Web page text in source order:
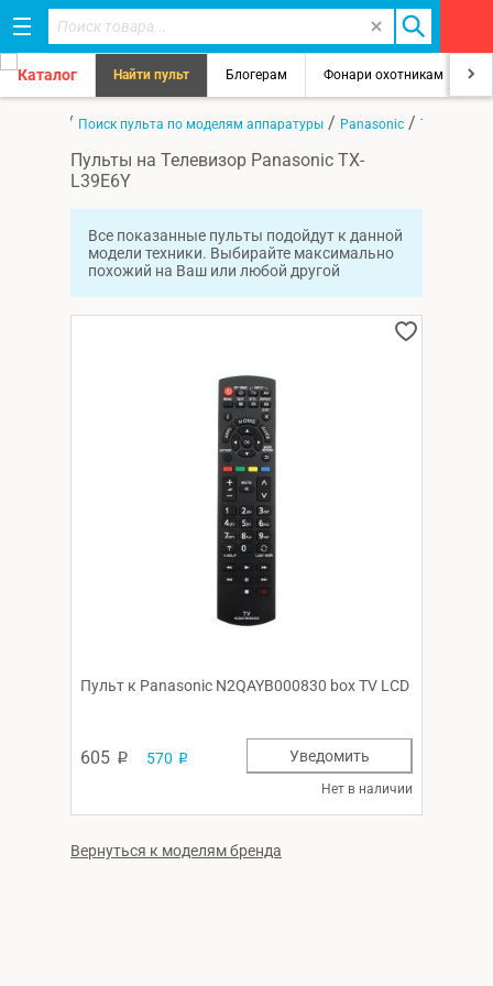
Каталог Найти пульт Блогерам Фонари охотникам
/ Поиск пульта по моделям аппаратуры / Panasonic / TX-L39E6Y
Пульты на Телевизор Panasonic TX-
L39E6Y
Все показанные пульты подойдут к данной
модели техники. Выбирайте максимально
похожий на Ваш или любой другой
Пульт к Panasonic N2QAYB000830 box TV LCD
605 p 570 p
Нет в наличии
Уведомить
Вернуться к моделям бренда